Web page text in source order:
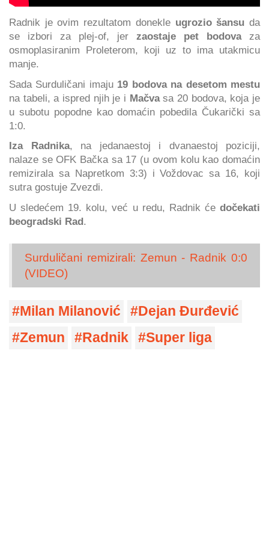
Radnik je ovim rezultatom donekle ugrozio šansuda
se izbori za plej-of, jer zaostaje pet bodovaza
osmoplasiranim Proleterom, koji uz to ima utakmicu
manje.
Sada Surduličani imaju 19 bodova na desetom mestu
na tabeli, a ispred njih je i Mačvasa 20 bodova, koja je
u subotu popodne kao domaćin pobedila Čukarički sa
1:0.
Iza Radnika, na jedanaestoj i dvanaestoj poziciji,
nalaze se OFK Bačka sa 17 (u ovom kolu kao domaćin
remizirala sa Napretkom 3:3) i Voždovac sa 16, koji
sutra gostuje Zvezdi.
U sledećem 19. kolu, već u redu, Radnik će dočekati
beogradski Rad.
Surduličani remizirali: Zemun - Radnik 0:0
(VIDEO)
Milan Milanović
Dejan Đurđević
Zemun
Radnik Super liga